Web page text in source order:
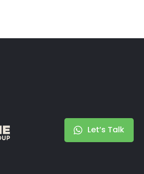
Let’s Talk